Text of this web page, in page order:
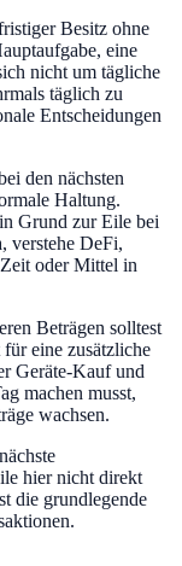
Besitz ohne
eine
nicht um tägliche
täglich zu
Entscheidungen
den nächsten
Haltung.
Grund zur Eile bei
verstehe DeFi,
oder Mittel in
Beträgen solltest
eine zusätzliche
Geräte-Kauf und
machen musst,
wachsen.
hier nicht direkt
die grundlegende